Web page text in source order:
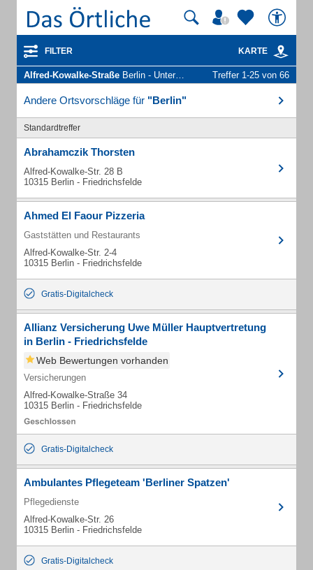
FILTER KARTE
Alfred-Kowalke-Straße Berlin - Unternehmen und Personen Treffer 1-25 von 66
Andere Ortsvorschläge für "Berlin"
Standardtreffer
Abrahamczik Thorsten
Alfred-Kowalke-Str. 28 B
10315 Berlin - Friedrichsfelde
Ahmed El Faour Pizzeria
Gaststätten und Restaurants
Alfred-Kowalke-Str. 2-4
10315 Berlin - Friedrichsfelde
Gratis-Digitalcheck
Allianz Versicherung Uwe Müller Hauptvertretung
in Berlin - Friedrichsfelde
Web Bewertungen vorhanden
Versicherungen
Alfred-Kowalke-Straße 34
10315 Berlin - Friedrichsfelde
Gratis-Digitalcheck
Ambulantes Pflegeteam 'Berliner Spatzen'
Pflegedienste
Alfred-Kowalke-Str. 26
10315 Berlin - Friedrichsfelde
Gratis-Digitalcheck